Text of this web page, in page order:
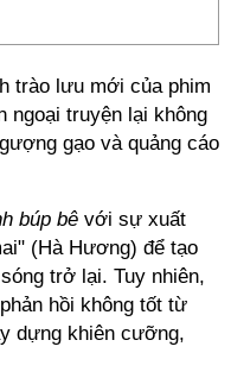
trào lưu mới của phim
ngoại truyện lại không
gạo và quảng cáo
búp bê với sự xuất
(Hà Hương) để tạo
trở lại. Tuy nhiên,
hồi không tốt từ
dựng khiên cưỡng,